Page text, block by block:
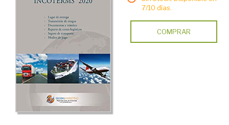
7/10 días.
COMPRAR